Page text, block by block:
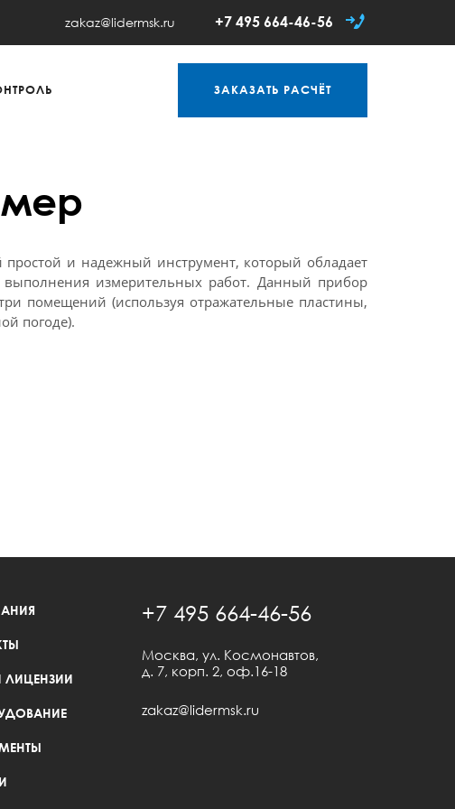
zakaz@lidermsk.ru +7 495 664-46-56
ЗАКАЗАТЬ РАСЧЁТ
простой и надежный инструмент, который обладает
измерительных работ. Данный прибор
помещений (используя отражательные пластины,
погоде).
ЛИЦЕНЗИИ
+7 495 664-46-56
Москва, ул. Космонавтов,
д. 7, корп. 2, оф.16-18
zakaz@lidermsk.ru